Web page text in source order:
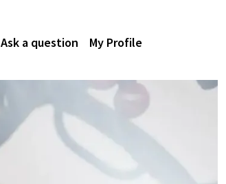
Ask a question My Profile